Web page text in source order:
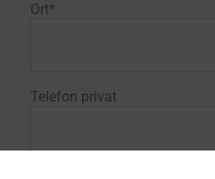
Ort*
Telefon privat